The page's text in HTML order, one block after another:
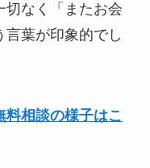
切なく「またお会
葉が印象的でし
料相談の様子はこ